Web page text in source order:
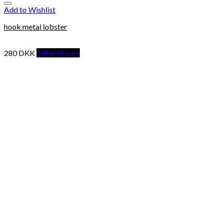
Add to Wishlist
hook metal lobster
280DKK Tilføj til kurv